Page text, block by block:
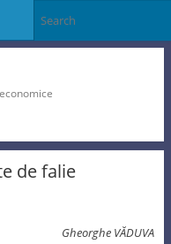
de falie
Gheorghe VĂDUVA